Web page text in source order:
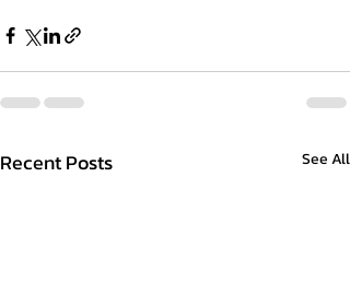
Recent Posts See All